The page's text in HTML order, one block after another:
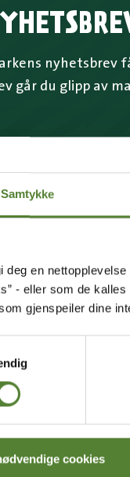
Samtykke
deg en
- eller som de
gjenspeiler dine
cookies
nyhetsbrev
går du glipp av
godtar du våre